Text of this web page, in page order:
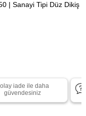
| Sanayi Tipi Düz Dikiş
iade ile daha
güvendesiniz